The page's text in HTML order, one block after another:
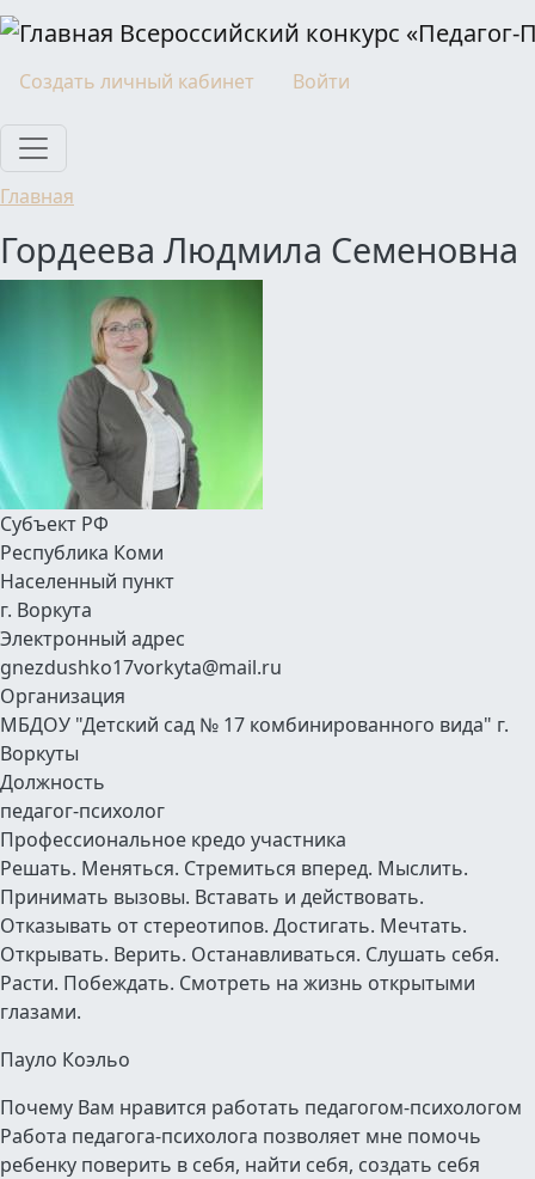
Перейти к основному содержанию
Всероссийский конкурс «Педагог-
Моя учетная запись
Создать личный кабинет Войти
Главная
Гордеева Людмила Семеновна
Субъект РФ
Республика Коми
Населенный пункт
г. Воркута
Электронный адрес
gnezdushko17vorkyta@mail.ru
Организация
МБДОУ "Детский сад № 17 комбинированного вида" г.
Воркуты
Должность
педагог-психолог
Профессиональное кредо участника
Решать. Меняться. Стремиться вперед. Мыслить.
Принимать вызовы. Вставать и действовать.
Отказывать от стереотипов. Достигать. Мечтать.
Открывать. Верить. Останавливаться. Слушать себя.
Расти. Побеждать. Смотреть на жизнь открытыми
глазами.
Пауло Коэльо
Почему Вам нравится работать педагогом-психологом
Работа педагога-психолога позволяет мне помочь
ребенку поверить в себя, найти себя, создать себя